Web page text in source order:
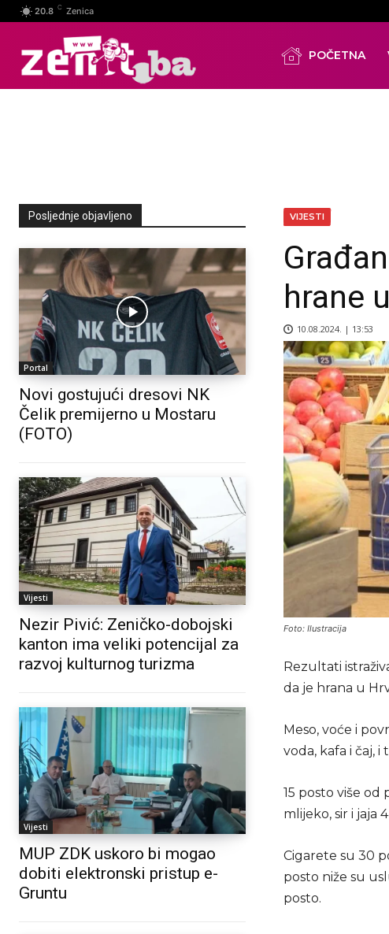
20.8 C Zenica
POČETNA
Posljednje objavljeno
Portal
Novi gostujući dresovi NK
Čelik premijerno u Mostaru
(FOTO)
Vijesti
Nezir Pivić: Zeničko-dobojski
kanton ima veliki potencijal za
razvoj kulturnog turizma
Vijesti
MUP ZDK uskoro bi mogao
dobiti elektronski pristup e-
Gruntu
VIJESTI
hrane
10.08.2024. | 13:53
Foto: Ilustracija
Rezultati
da je hrana u
Meso, voće i
voda, kafa i čaj, i
15 posto više od
mlijeko, sir i jaja
Cigarete su 30
posto niže su
posto.